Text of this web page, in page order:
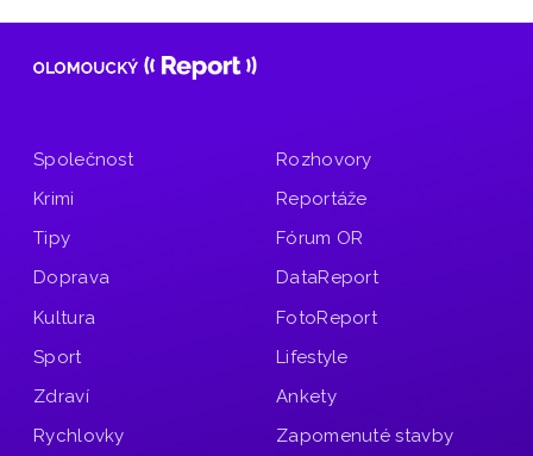
Společnost
Krimi
Tipy
Doprava
Kultura
Sport
Zdraví
Rychlovky
Rozhovory
Reportáže
Fórum OR
DataReport
FotoReport
Lifestyle
Ankety
Zapomenuté stavby